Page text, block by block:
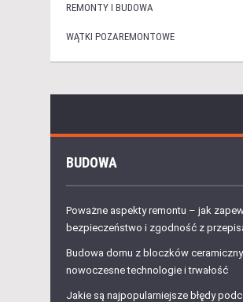
REMONTY I BUDOWA
WĄTKI POZAREMONTOWE
BUDOWA
Poważne aspekty remontu – jak
bezpieczeństwo i zgodność z
Budowa domu z bloczków
nowoczesne technologie i trwałość
Jakie są najpopularniejsze błędy